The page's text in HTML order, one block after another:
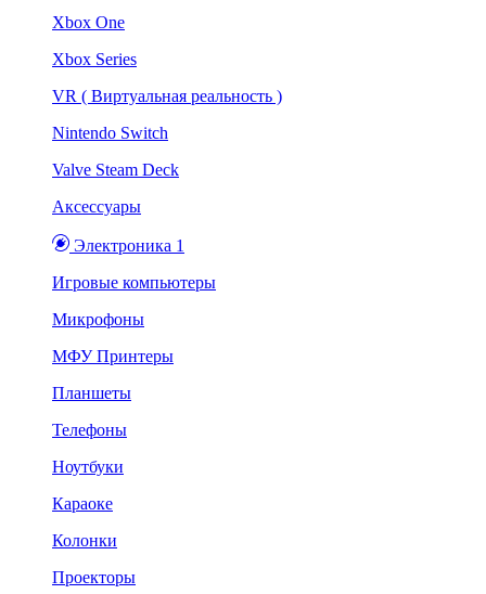
Xbox One
Xbox Series
VR ( Виртуальная реальность )
Nintendo Switch
Valve Steam Deck
Аксессуары
Электроника 1
Игровые компьютеры
Микрофоны
МФУ Принтеры
Планшеты
Телефоны
Ноутбуки
Караоке
Колонки
Проекторы